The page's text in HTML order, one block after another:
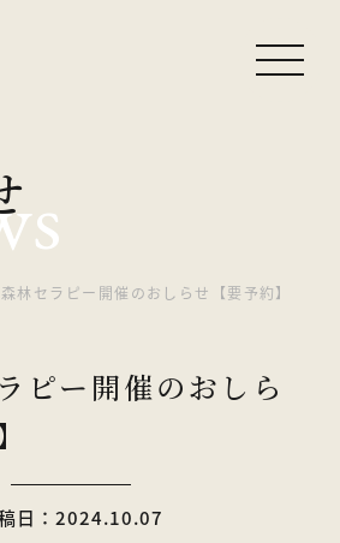
プ
む
林セラピー開催のおしらせ【要予約】
ピー開催のおしら
日：2024.10.07